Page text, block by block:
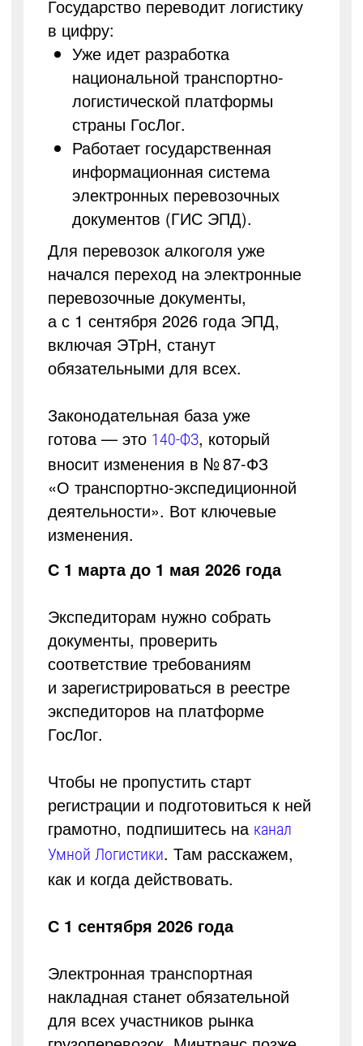
Государство переводит логистику
в цифру:
Уже идет разработка
национальной транспортно-
логистической платформы
страны ГосЛог.
Работает государственная
информационная система
электронных перевозочных
документов (ГИС ЭПД).
Для перевозок алкоголя уже
начался переход на электронные
перевозочные документы,
а с 1 сентября 2026 года ЭПД,
включая ЭТрН, станут
обязательными для всех.
Законодательная база уже
готова — это 140-ФЗ, который
вносит изменения в № 87-ФЗ
«О транспортно-экспедиционной
деятельности». Вот ключевые
изменения.
С 1 марта до 1 мая 2026 года
Экспедиторам нужно собрать
документы, проверить
соответствие требованиям
и зарегистрироваться в реестре
экспедиторов на платформе
ГосЛог.
Чтобы не пропустить старт
регистрации и подготовиться к ней
грамотно, подпишитесь на канал
Умной Логистики. Там расскажем,
как и когда действовать.
С 1 сентября 2026 года
Электронная транспортная
накладная станет обязательной
для всех участников рынка